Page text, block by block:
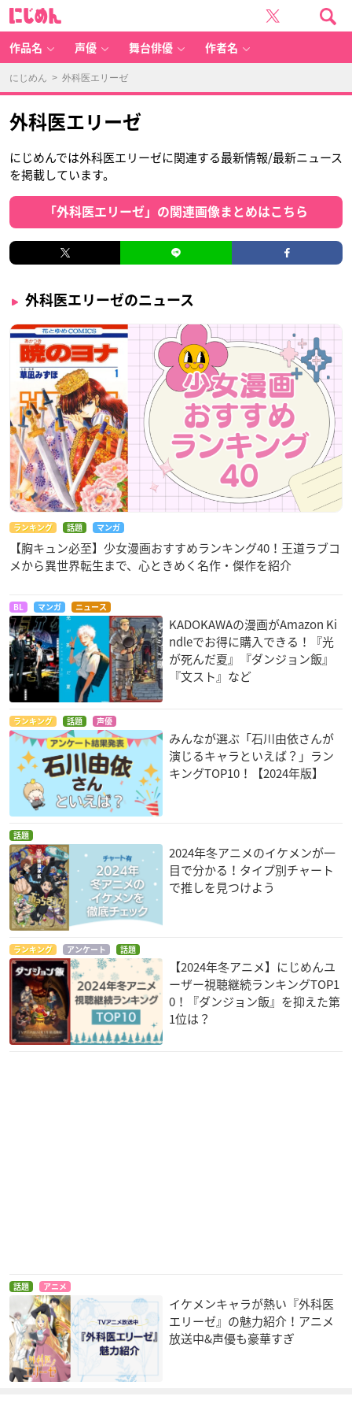
作品名 声優 舞台俳優 作者名
にじめん > 外科医エリーゼ
外科医エリーゼ
にじめんでは外科医エリーゼに関連する最新情報/最新ニュース
を掲載しています。
「外科医エリーゼ」の関連画像まとめはこちら
外科医エリーゼのニュース
ランキング 話題 マンガ
【胸キュン必至】少女漫画おすすめランキング40！王道ラブコ
メから異世界転生まで、心ときめく名作・傑作を紹介
BL マンガ ニュース
KADOKAWAの漫画がAmazon Ki
ndleでお得に購入できる！『光
が死んだ夏』『ダンジョン飯』
『文スト』など
ランキング 話題 声優
みんなが選ぶ「石川由依さんが
演じるキャラといえば？」ラン
キングTOP10！【2024年版】
話題
2024年冬アニメのイケメンが一
目で分かる！タイプ別チャート
で推しを見つけよう
ランキング アンケート 話題
【2024年冬アニメ】にじめんユ
ーザー視聴継続ランキングTOP1
0！『ダンジョン飯』を抑えた第
1位は？
話題 アニメ
イケメンキャラが熱い『外科医
エリーゼ』の魅力紹介！アニメ
放送中&声優も豪華すぎ